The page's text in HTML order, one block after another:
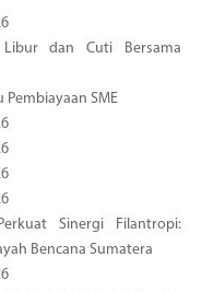
dan Cuti Bersama
Pembiayaan SME
Sinergi Filantropi:
Bencana Sumatera